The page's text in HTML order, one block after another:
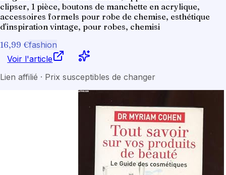
clipser, 1 pièce, boutons de manchette en acrylique,
accessoires formels pour robe de chemise, esthétique
d'inspiration vintage, pour robes, chemisi
16,99 €fashion
Voir l'article
Lien affilié · Prix susceptibles de changer